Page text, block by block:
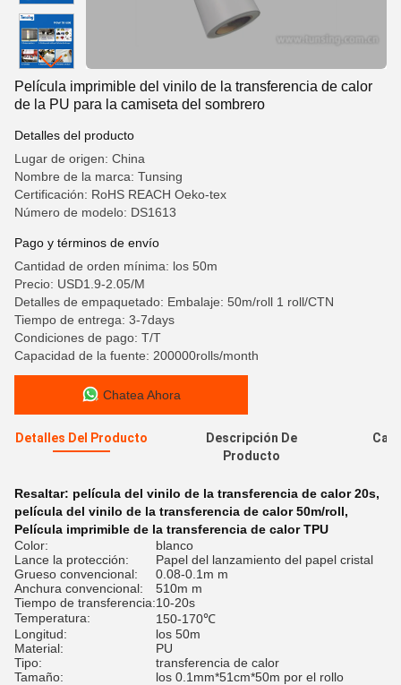
Película imprimible del vinilo de la transferencia de calor
de la PU para la camiseta del sombrero
Detalles del producto
Lugar de origen: China
Nombre de la marca: Tunsing
Certificación: RoHS REACH Oeko-tex
Número de modelo: DS1613
Pago y términos de envío
Cantidad de orden mínima: los 50m
Precio: USD1.9-2.05/M
Detalles de empaquetado: Embalaje: 50m/roll 1 roll/CTN
Tiempo de entrega: 3-7days
Condiciones de pago: T/T
Capacidad de la fuente: 200000rolls/month
Chatea Ahora
Detalles Del Producto
Descripción De
Producto
Resaltar: película del vinilo de la transferencia de calor 20s,
película del vinilo de la transferencia de calor 50m/roll,
Película imprimible de la transferencia de calor TPU
Color:
blanco
Lance la protección:
Papel del lanzamiento del papel cristal
Grueso convencional:
0.08-0.1m m
Anchura convencional:
510m m
Tiempo de transferencia:10-20s
Temperatura:
150-170℃
Longitud:
los 50m
Material:
PU
Tipo:
transferencia de calor
Tamaño:
los 0.1mm*51cm*50m por el rollo